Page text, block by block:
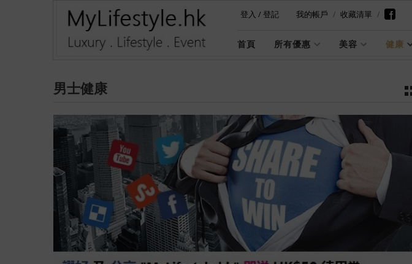
登入 /登記 我的帳戶 收藏清單
首頁 所有優惠 美容 健康
男士健康